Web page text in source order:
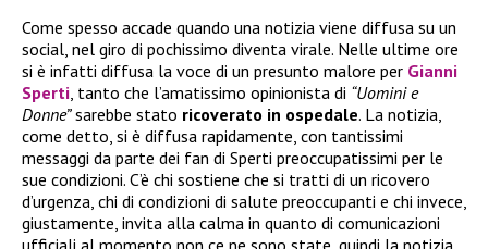
Come spesso accade quando una notizia viene diffusa su un
social, nel giro di pochissimo diventa virale. Nelle ultime ore
si è infatti diffusa la voce di un presunto malore per Gianni
Sperti, tanto che l’amatissimo opinionista di “Uomini e
Donne”sarebbe stato ricoverato in ospedale. La notizia,
come detto, si è diffusa rapidamente, con tantissimi
messaggi da parte dei fan di Sperti preoccupatissimi per le
sue condizioni. C’è chi sostiene che si tratti di un ricovero
d’urgenza, chi di condizioni di salute preoccupanti e chi invece,
giustamente, invita alla calma in quanto di comunicazioni
ufficiali al momento non ce ne sono state, quindi la notizia